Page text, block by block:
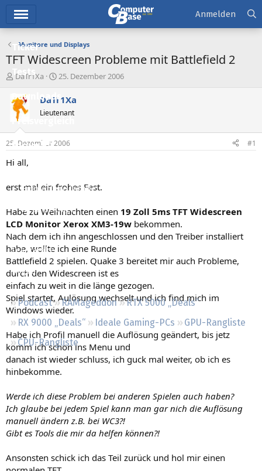
Ticker
Tests
Downloads
Preisvergleich
Forum
Aktuelles
Empfohlene Inhalte
Neue Beiträge
Neueste Aktivitäten
Leserartikel
Regeln
Podcast RAMageddon
RTX 5000 „Deals“
RX 9000 „Deals“
Ideale Gaming-PCs
GPU-Rangliste
CPU-Rangliste
Anmelden
Monitore und Displays
TFT Widescreen Probleme mit Battlefield 2
E
s
t
e
e
DaTr1Xa
E
s
e
l
t
25. Dezember 2006
DaTr1Xa
Lieutenant
25. Dezember 2006 #1
Hi all,
erst mal ein frohes Fest.
Habe zu Weihnachten einen 19 Zoll 5ms TFT Widescreen
LCD Monitor Xerox XM3-19w bekommen.
Nach dem ich ihn angeschlossen und den Treiber installiert
habe, wollte ich eine Runde
Battlefield 2 spielen. Quake 3 bereitet mir auch Probleme,
durch den Widescreen ist es
einfach zu weit in die länge gezogen.
Spiel startet, Aulösung wechselt und ich find mich im
Windows wieder.
Habe ich Profil manuell die Auflösung geändert, bis jetz
komm ich schon ins Menu und
danach ist wieder schluss, ich guck mal weiter, ob ich es
hinbekomme.
Werde ich diese Problem bei anderen Spielen auch haben?
Ich glaube bei jedem Spiel kann man gar nich die Auflösung
manuell ändern z.B. bei WC3?!
Gibt es Tools die mir da helfen können?!
Ansonsten schick ich das Teil zurück und hol mir einen